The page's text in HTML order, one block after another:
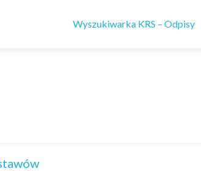
Wyszukiwarka KRS – Odpisy